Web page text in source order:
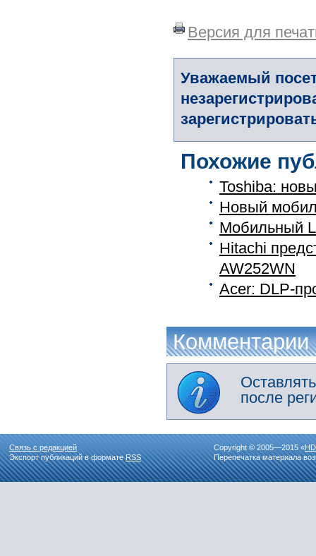
Версия для
Уважаемый
Похожие
Toshiba:
Новый
Мобильный
Hitachi
AW252WN
Acer: DLP-
Комментарии
после
Связь с редакцией
Экспорт публикаций в форматеRSS
Copyright © 2005—2015 «
Перепечатка материала